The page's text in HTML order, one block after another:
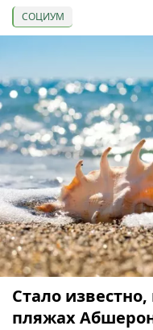
СОЦИУМ
Стало
пляжах